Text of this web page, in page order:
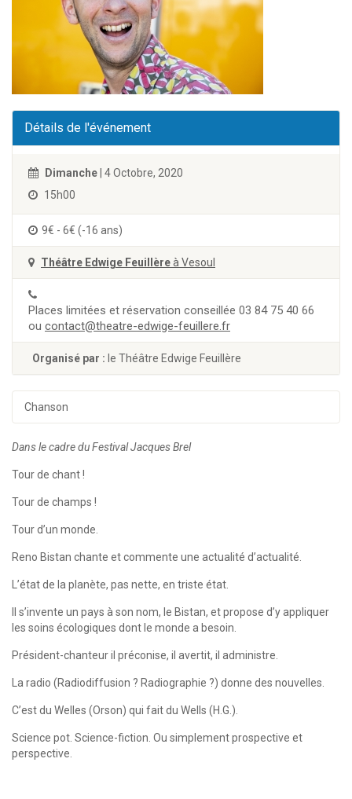
Détails de l'événement
Dimanche | 4 Octobre, 2020
15h00
9€ - 6€ (-16 ans)
Théâtre Edwige Feuillèreà Vesoul
Places limitées et réservation conseillée 03 84 75 40 66
ou contact@theatre-edwige-feuillere.fr
Organisé par : le Théâtre Edwige Feuillère
Chanson
Dans le cadre du Festival Jacques Brel
Tour de chant !
Tour de champs !
Tour d’un monde.
Reno Bistan chante et commente une actualité d’actualité.
L’état de la planète, pas nette, en triste état.
Il s’invente un pays à son nom, le Bistan, et propose d’y appliquer
les soins écologiques dont le monde a besoin.
Président-chanteur il préconise, il avertit, il administre.
La radio (Radiodiffusion ? Radiographie ?) donne des nouvelles.
C’est du Welles (Orson) qui fait du Wells (H.G.).
Science pot. Science-fiction. Ou simplement prospective et
perspective.